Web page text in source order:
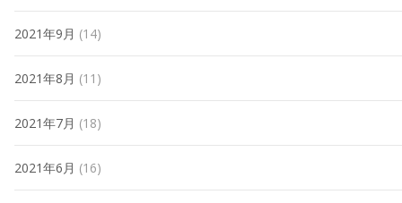
2021年9月 (14)
2021年8月 (11)
2021年7月 (18)
2021年6月 (16)